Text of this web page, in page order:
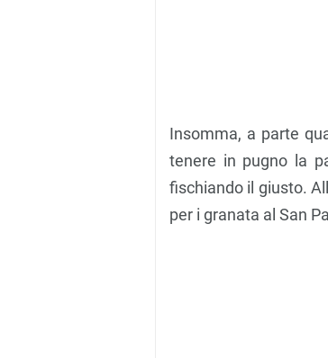
Insomma, a parte
tenere in pugno la
fischiando il giusto.
per i granata al San